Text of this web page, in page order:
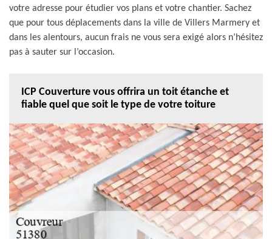
votre adresse pour étudier vos plans et votre chantier. Sachez
que pour tous déplacements dans la ville de Villers Marmery et
dans les alentours, aucun frais ne vous sera exigé alors n’hésitez
pas à sauter sur l’occasion.
ICP Couverture vous offrira un toit étanche et
fiable quel que soit le type de votre toiture